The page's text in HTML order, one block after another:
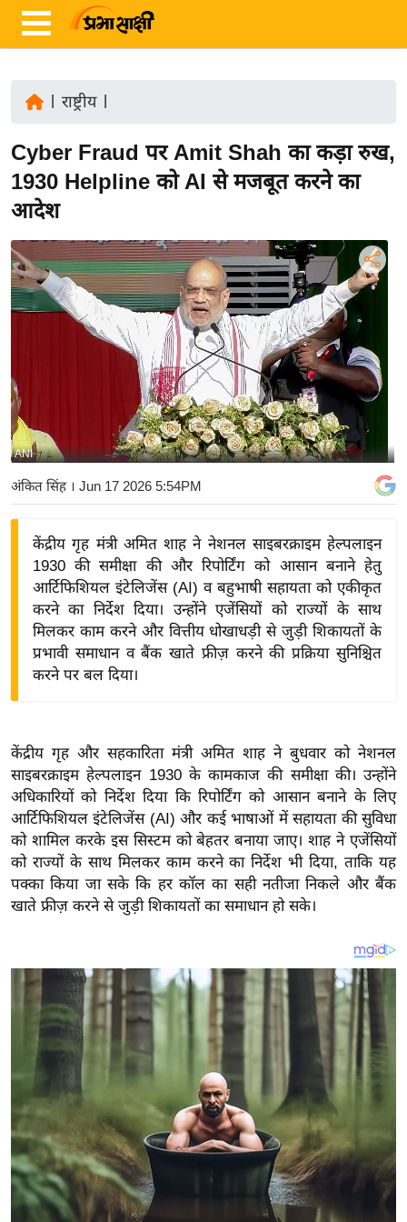
ज़ा
ख
ब
र
रा
ष्ट्री
य
ष्ट्री
य
बि
ज़
ने
द्यो
ष
ज्ञ
रा
य
ब
ज
ट
क्रि
2
0
2
6
राष्ट्रीय|
Cyber Fraud पर Amit Shah का कड़ा रुख,
1930 Helpline को AI से मजबूत करने का
आदेश
ANI
अंकित सिंह। Jun 17 2026 5:54PM
केंद्रीय गृह मंत्री अमित शाह ने नेशनल साइबरक्राइम हेल्पलाइन
1930 की समीक्षा की और रिपोर्टिंग को आसान बनाने हेतु
आर्टिफिशियल इंटेलिजेंस (AI) व बहुभाषी सहायता को एकीकृत
करने का निर्देश दिया। उन्होंने एजेंसियों को राज्यों के साथ
मिलकर काम करने और वित्तीय धोखाधड़ी से जुड़ी शिकायतों के
प्रभावी समाधान व बैंक खाते फ्रीज़ करने की प्रक्रिया सुनिश्चित
करने पर बल दिया।
केंद्रीय गृह और सहकारिता मंत्री अमित शाह ने बुधवार को नेशनल
साइबरक्राइम हेल्पलाइन 1930 के कामकाज की समीक्षा की। उन्होंने
अधिकारियों को निर्देश दिया कि रिपोर्टिंग को आसान बनाने के लिए
आर्टिफिशियल इंटेलिजेंस (AI) और कई भाषाओं में सहायता की सुविधा
को शामिल करके इस सिस्टम को बेहतर बनाया जाए। शाह ने एजेंसियों
को राज्यों के साथ मिलकर काम करने का निर्देश भी दिया, ताकि यह
पक्का किया जा सके कि हर कॉल का सही नतीजा निकले और बैंक
खाते फ्रीज़ करने से जुड़ी शिकायतों का समाधान हो सके।